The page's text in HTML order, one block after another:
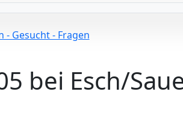
- Gesucht - Fragen
bei Esch/